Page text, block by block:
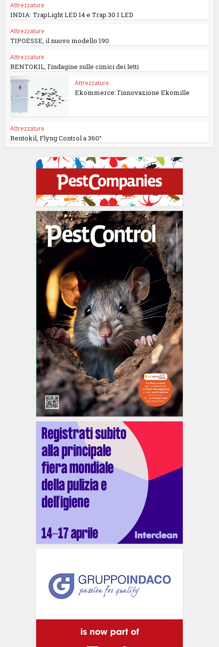
Attrezzature
INDIA: TrapLight LED 14 e Trap 30 I LED
Attrezzature
TIPOESSE, il nuovo modello 190
Attrezzature
RENTOKIL, l’indagine sulle cimici dei letti
Attrezzature
Ekommerce: l’innovazione Ekomille
Attrezzature
Rentokil, Flyng Control a 360°